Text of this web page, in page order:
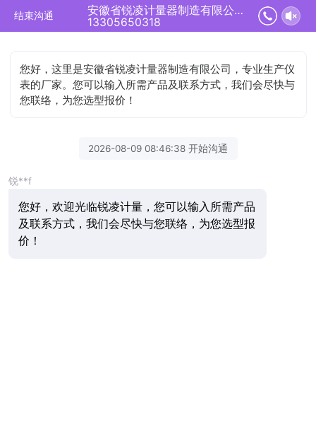
结束沟通
安徽省锐凌计量器制造有限公司正在为您服务
13305650318
您好，这里是安徽省锐凌计量器制造有限公司，专业生产仪
表的厂家。您可以输入所需产品及联系方式，我们会尽快与
您联络，为您选型报价！
2026-08-09 08:46:38 开始沟通
锐**f
您好，欢迎光临锐凌计量，您可以输入所需产品
及联系方式，我们会尽快与您联络，为您选型报
价！